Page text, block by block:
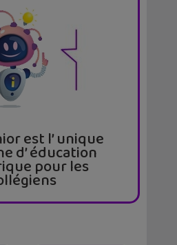
est l’ unique
d’ éducation
pour les